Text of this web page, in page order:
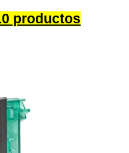
productos